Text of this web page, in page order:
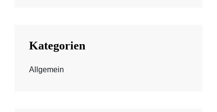
Kategorien
Allgemein